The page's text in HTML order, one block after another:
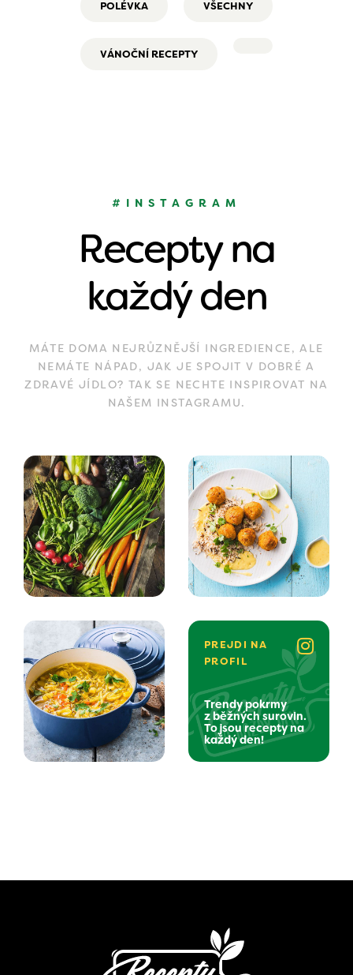
POLÉVKA VŠECHNY
VÁNOČNÍ RECEPTY
#INSTAGRAM
Recepty na
každý den
MÁTE DOMA NEJRŮZNĚJŠÍ INGREDIENCE, ALE
NEMÁTE NÁPAD, JAK JE SPOJIT V DOBRÉ A
ZDRAVÉ JÍDLO? TAK SE NECHTE INSPIROVAT NA
NAŠEM INSTAGRAMU.
PREJDI NA
PROFIL
Trendy pokrmy
z běžných surovin.
To jsou recepty na
každý den!